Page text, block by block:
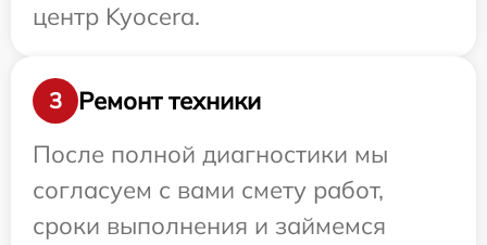
центр Kyocera.
3
Ремонт техники
После полной диагностики мы
согласуем с вами смету работ,
сроки выполнения и займемся